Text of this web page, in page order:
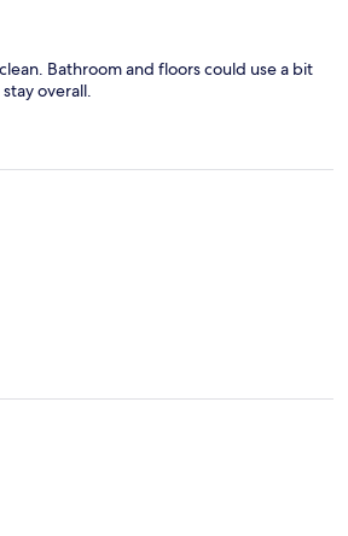
Bathroom and floors could use a bit
overall.